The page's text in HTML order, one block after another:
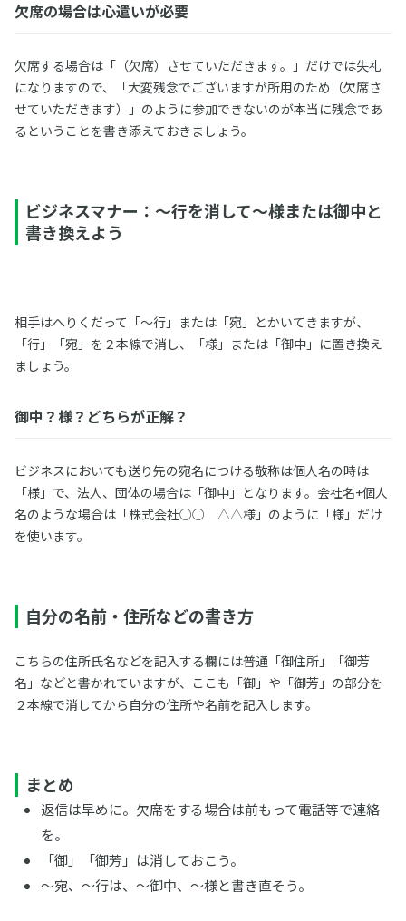
欠席の場合は心遣いが必要
欠席する場合は「（欠席）させていただきます。」だけでは失礼
になりますので、「大変残念でございますが所用のため（欠席さ
せていただきます）」のように参加できないのが本当に残念であ
るということを書き添えておきましょう。
ビジネスマナー：～行を消して～様または御中と
書き換えよう
相手はへりくだって「～行」または「宛」とかいてきますが、
「行」「宛」を２本線で消し、「様」または「御中」に置き換え
ましょう。
御中？様？どちらが正解？
ビジネスにおいても送り先の宛名につける敬称は個人名の時は
「様」で、法人、団体の場合は「御中」となります。会社名+個人
名のような場合は「株式会社○○ △△様」のように「様」だけ
を使います。
自分の名前・住所などの書き方
こちらの住所氏名などを記入する欄には普通「御住所」「御芳
名」などと書かれていますが、ここも「御」や「御芳」の部分を
２本線で消してから自分の住所や名前を記入します。
まとめ
返信は早めに。欠席をする場合は前もって電話等で連絡
を。
「御」「御芳」は消しておこう。
～宛、～行は、～御中、～様と書き直そう。